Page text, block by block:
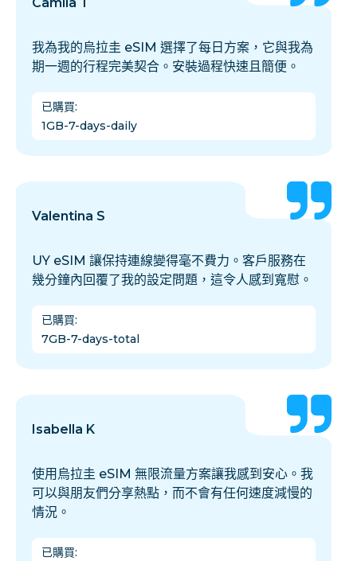
Camila T
我為我的烏拉圭 eSIM 選擇了每日方案，它與我為
期一週的行程完美契合。安裝過程快速且簡便。
已購買:
1GB-7-days-daily
Valentina S
UY eSIM 讓保持連線變得毫不費力。客戶服務在
幾分鐘內回覆了我的設定問題，這令人感到寬慰。
已購買:
7GB-7-days-total
Isabella K
使用烏拉圭 eSIM 無限流量方案讓我感到安心。我
可以與朋友們分享熱點，而不會有任何速度減慢的
情況。
已購買: